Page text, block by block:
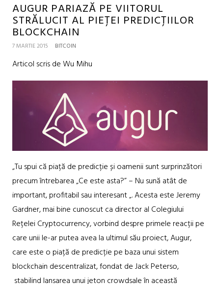
AUGUR PARIAZĂ PE VIITORUL
STRĂLUCIT AL PIEȚEI PREDICȚIILOR
BLOCKCHAIN
7 MARTIE 2015 BITCOIN
Articol scris de Wu Mihu
„Tu spui că piață de predicție și oamenii sunt surprinzători
precum întrebarea „Ce este asta?” – Nu sună atât de
important, profitabil sau interesant „. Acesta este Jeremy
Gardner, mai bine cunoscut ca director al Colegiului
Rețelei Cryptocurrency, vorbind despre primele reacții pe
care unii le-ar putea avea la ultimul său proiect, Augur,
care este o piață de predicție pe baza unui sistem
blockchain descentralizat, fondat de Jack Peterso,
stabilind lansarea unui jeton crowdsale în această